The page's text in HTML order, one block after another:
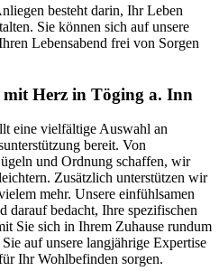
besteht darin, Ihr Leben
Sie können sich auf unsere
Lebensabend frei von Sorgen
Herz in Töging a. Inn
eine vielfältige Auswahl an
bereit. Von
und Ordnung schaffen, wir
Zusätzlich unterstützen wir
mehr. Unsere einfühlsamen
darauf bedacht, Ihre spezifischen
Sie sich in Ihrem Zuhause rundum
auf unsere langjährige Expertise
Ihr Wohlbefinden sorgen.